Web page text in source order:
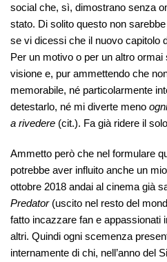
social che, sì, dimostrano senza
stato. Di solito questo non
se vi dicessi che il nuovo capitolo
Per un motivo o per un altro
visione e, pur ammettendo che
memorabile, né particolarmente
detestarlo, né mi diverte meno
a rivedere (cit.). Fa già ridere il
Ammetto però che nel formulare
potrebbe aver influito anche un
ottobre 2018 andai al cinema già
Predator(uscito nel resto del
fatto incazzare fan e appassionati
altri. Quindi ogni scemenza
internamente di chi, nell’anno del